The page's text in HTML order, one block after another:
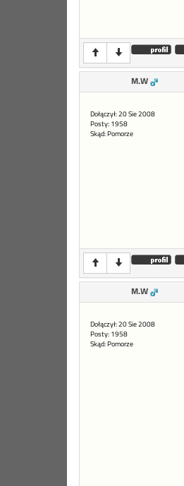
M.W
Dołączył: 20 Sie 2008
Posty: 1958
Skąd: Pomorze
M.W
Dołączył: 20 Sie 2008
Posty: 1958
Skąd: Pomorze